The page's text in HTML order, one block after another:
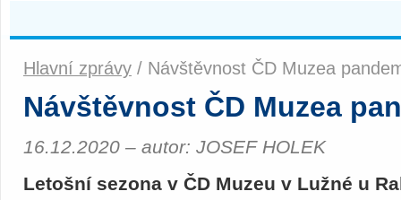
Hlavní zprávy / Návštěvnost ČD Muzea
Návštěvnost ČD Muzea
16.12.2020 – autor: JOSEF HOLEK
Letošní sezona v ČD Muzeu v Lužné u